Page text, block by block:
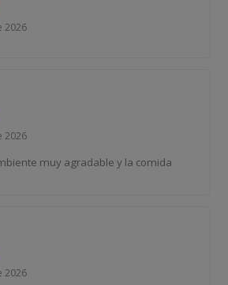
2026
2026
muy agradable y la comida
2026